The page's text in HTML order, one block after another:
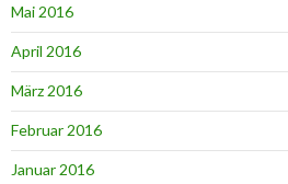
Mai 2016
April 2016
März 2016
Februar 2016
Januar 2016